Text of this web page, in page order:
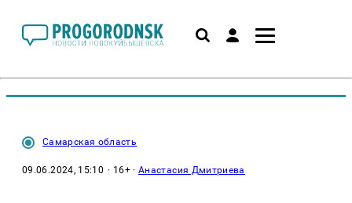
Самарская область
09.06.2024, 15:10 · 16+ ·Анастасия Дмитриева